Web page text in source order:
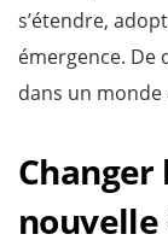
s’étendre,
émergence.
dans un
Changer